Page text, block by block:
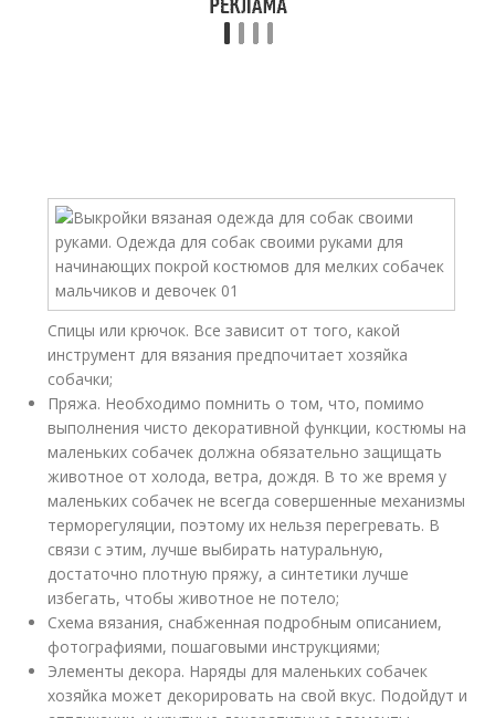
Спицы или крючок. Все зависит от того, какой
инструмент для вязания предпочитает хозяйка
собачки;
Пряжа. Необходимо помнить о том, что, помимо
выполнения чисто декоративной функции, костюмы на
маленьких собачек должна обязательно защищать
животное от холода, ветра, дождя. В то же время у
маленьких собачек не всегда совершенные механизмы
терморегуляции, поэтому их нельзя перегревать. В
связи с этим, лучше выбирать натуральную,
достаточно плотную пряжу, а синтетики лучше
избегать, чтобы животное не потело;
Схема вязания, снабженная подробным описанием,
фотографиями, пошаговыми инструкциями;
Элементы декора. Наряды для маленьких собачек
хозяйка может декорировать на свой вкус. Подойдут и